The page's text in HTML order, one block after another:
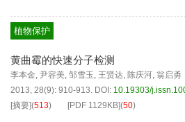
植物保护
黄曲霉的快速分子检测
李本金, 尹容美, 邹雪玉, 王贤达, 陈庆河, 翁启勇
2013, 28(9): 910-913. DOI: 10.19303/
[摘要](513) [PDF 1129KB](50)